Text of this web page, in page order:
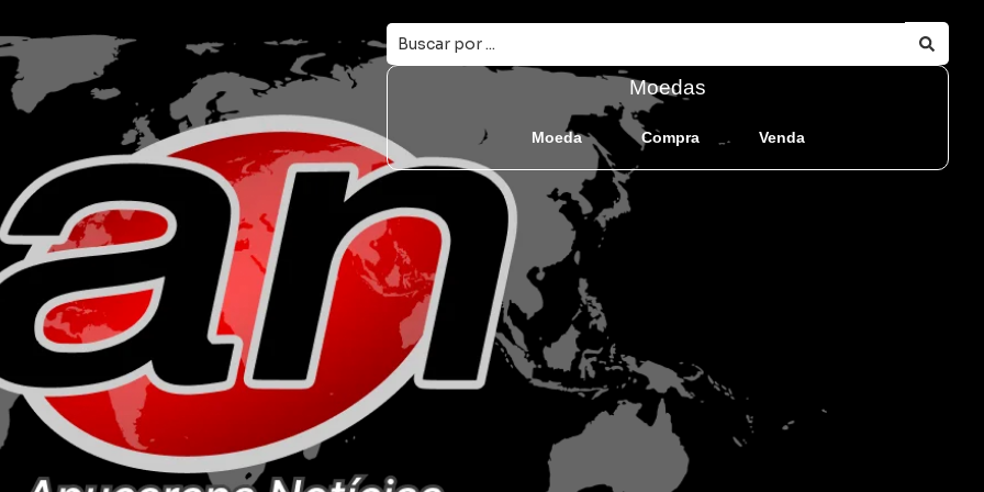
Moedas
Moeda Compra Venda